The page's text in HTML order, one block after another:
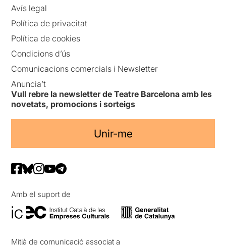
Avís legal
Política de privacitat
Política de cookies
Condicions d’ús
Comunicacions comercials i Newsletter
Anuncia’t
Vull rebre la newsletter de Teatre Barcelona amb les
novetats, promocions i sorteigs
Unir-me
Amb el suport de
Mitjà de comunicació associat a